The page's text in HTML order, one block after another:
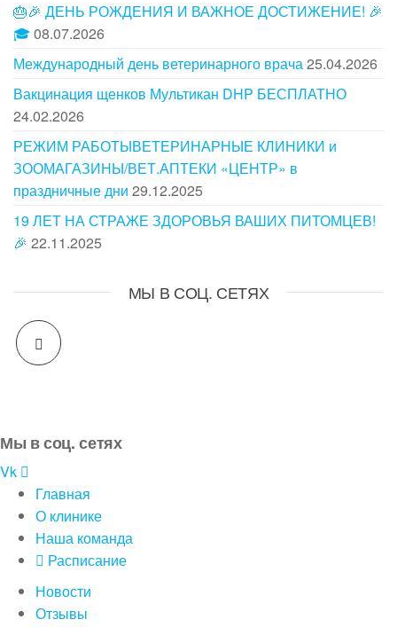
🎂🎉 ДЕНЬ РОЖДЕНИЯ И ВАЖНОЕ ДОСТИЖЕНИЕ! 🎉
🎓08.07.2026
Международный день ветеринарного врача25.04.2026
Вакцинация щенков Мультикан DHP БЕСПЛАТНО
24.02.2026
РЕЖИМ РАБОТЫВЕТЕРИНАРНЫЕ КЛИНИКИ и
ЗООМАГАЗИНЫ/ВЕТ.АПТЕКИ «ЦЕНТР» в
праздничные дни 29.12.2025
19 ЛЕТ НА СТРАЖЕ ЗДОРОВЬЯ ВАШИХ ПИТОМЦЕВ!
🎉 22.11.2025
МЫ В СОЦ. СЕТЯХ
Мы в соц. сетях
Vk
Главная
О клинике
Наша команда
Расписание
Новости
Отзывы